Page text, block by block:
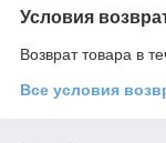
Условия
Возврат товара в
Все условия